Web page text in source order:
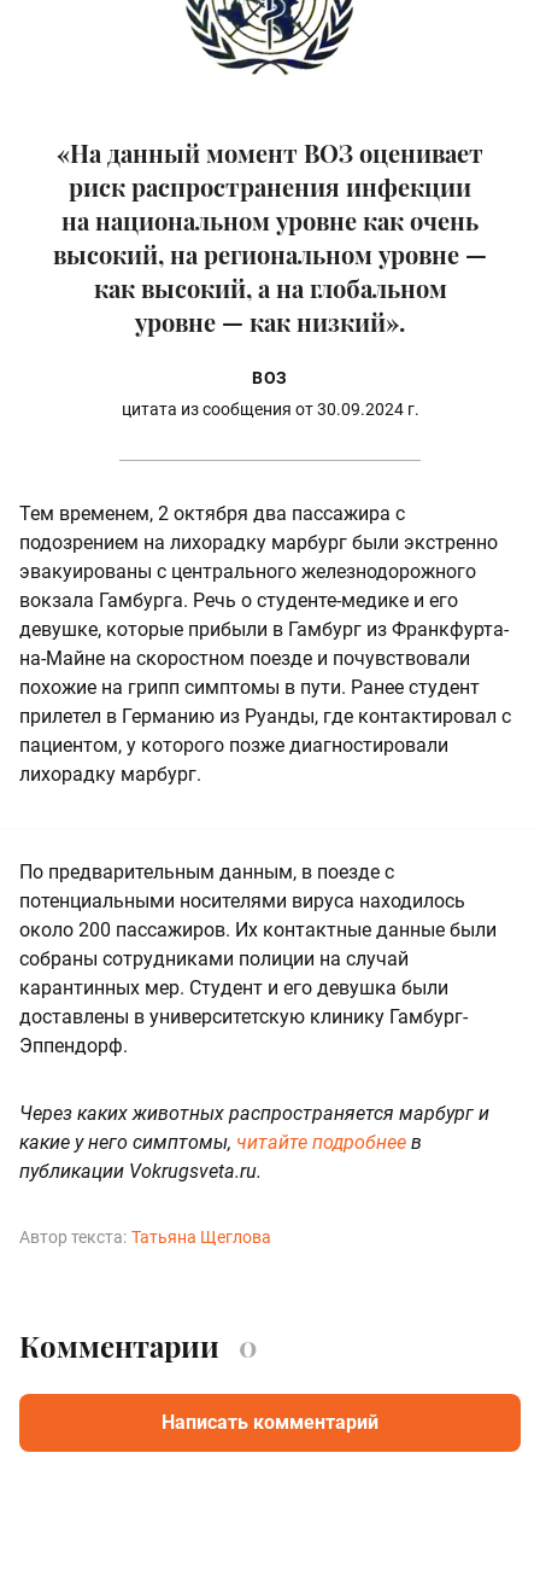
«На данный момент ВОЗ оценивает
риск распространения инфекции
на национальном уровне как очень
высокий, на региональном уровне —
как высокий, а на глобальном
уровне — как низкий».
ВОЗ
цитата из сообщения от 30.09.2024 г.
Тем временем, 2 октября два пассажира с
подозрением на лихорадку марбург были экстренно
эвакуированы с центрального железнодорожного
вокзала Гамбурга. Речь о студенте-медике и его
девушке, которые прибыли в Гамбург из Франкфурта-
на-Майне на скоростном поезде и почувствовали
похожие на грипп симптомы в пути. Ранее студент
прилетел в Германию из Руанды, где контактировал с
пациентом, у которого позже диагностировали
лихорадку марбург.
По предварительным данным, в поезде с
потенциальными носителями вируса находилось
около 200 пассажиров. Их контактные данные были
собраны сотрудниками полиции на случай
карантинных мер. Студент и его девушка были
доставлены в университетскую клинику Гамбург-
Эппендорф.
Через каких животных распространяется марбург и
какие у него симптомы, читайте подробнее в
публикации Vokrugsveta.ru.
Автор текста: Татьяна Щеглова
Комментарии 0
Написать комментарий